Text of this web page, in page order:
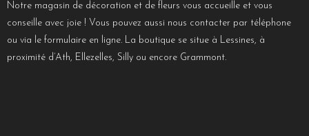
Notre magasin de décoration et de fleurs vous accueille et vous
conseille avec joie ! Vous pouvez aussi nous contacter par téléphone
ou via le formulaire en ligne. La boutique se situe à Lessines, à
proximité d’Ath, Ellezelles, Silly ou encore Grammont.